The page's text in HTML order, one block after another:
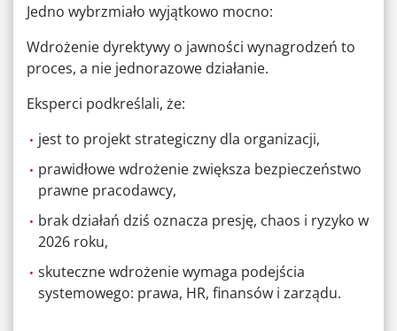
Jedno wybrzmiało wyjątkowo mocno:
Wdrożenie dyrektywy o jawności wynagrodzeń to
proces, a nie jednorazowe działanie.
Eksperci podkreślali, że:
jest to projekt strategiczny dla organizacji,
prawidłowe wdrożenie zwiększa bezpieczeństwo
prawne pracodawcy,
brak działań dziś oznacza presję, chaos i ryzyko w
2026 roku,
skuteczne wdrożenie wymaga podejścia
systemowego: prawa, HR, finansów i zarządu.